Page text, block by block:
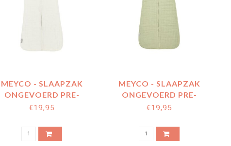
MEYCO - SLAAPZAK
ONGEVOERD PRE-
WASHED HYDROFIEL -
€19,95
MEYCO - SLAAPZAK
ONGEVOERD PRE-
WASHED HYDROFIEL -
€19,95